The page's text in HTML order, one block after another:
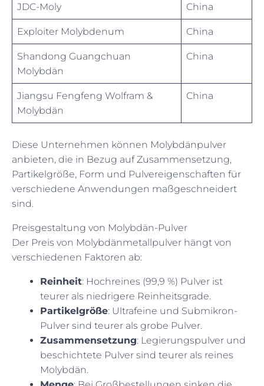
JDC-Moly China
Exploiter Molybdenum China
Shandong Guangchuan
Molybdän
China
Jiangsu Fengfeng Wolfram &
Molybdän
China
Diese Unternehmen können Molybdänpulver
anbieten, die in Bezug auf Zusammensetzung,
Partikelgröße, Form und Pulvereigenschaften für
verschiedene Anwendungen maßgeschneidert
sind.
Preisgestaltung von Molybdän-Pulver
Der Preis von Molybdänmetallpulver hängt von
verschiedenen Faktoren ab:
Reinheit: Hochreines (99,9 %) Pulver ist
teurer als niedrigere Reinheitsgrade.
Partikelgröße: Ultrafeine und Submikron-
Pulver sind teurer als grobe Pulver.
Zusammensetzung: Legierungspulver und
beschichtete Pulver sind teurer als reines
Molybdän.